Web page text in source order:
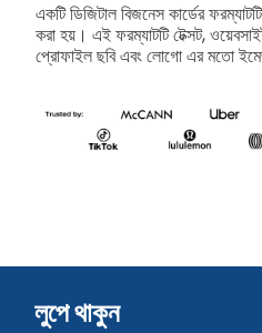
একটি ডিজিটাল বিজনেস কার্ডের
করা হয়। এই ফরম্যাটটি টেক্সট,
প্রোফাইল ছবি এবং লোগো এর মতো
লুপে থাকুন